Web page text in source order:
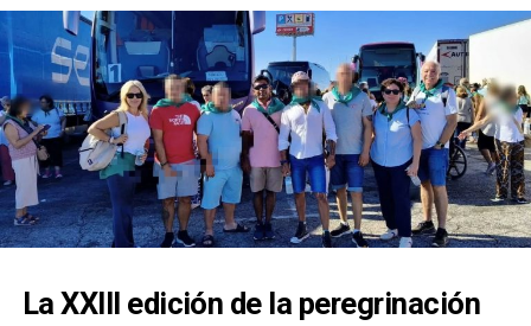
La XXIII edición de la peregrinación